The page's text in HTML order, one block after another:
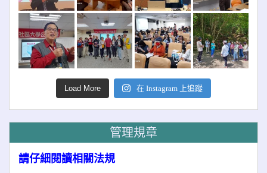
Load More 在 Instagram 上追蹤
管理規章
請仔細閱讀相關法規